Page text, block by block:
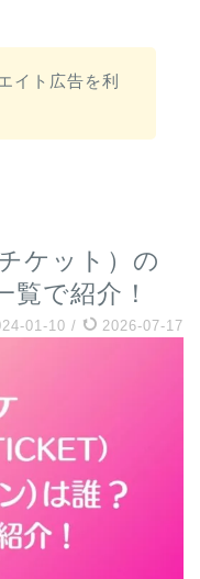
イト広告を利
ケット）の
覧で紹介！
01-10 / 2026-07-17